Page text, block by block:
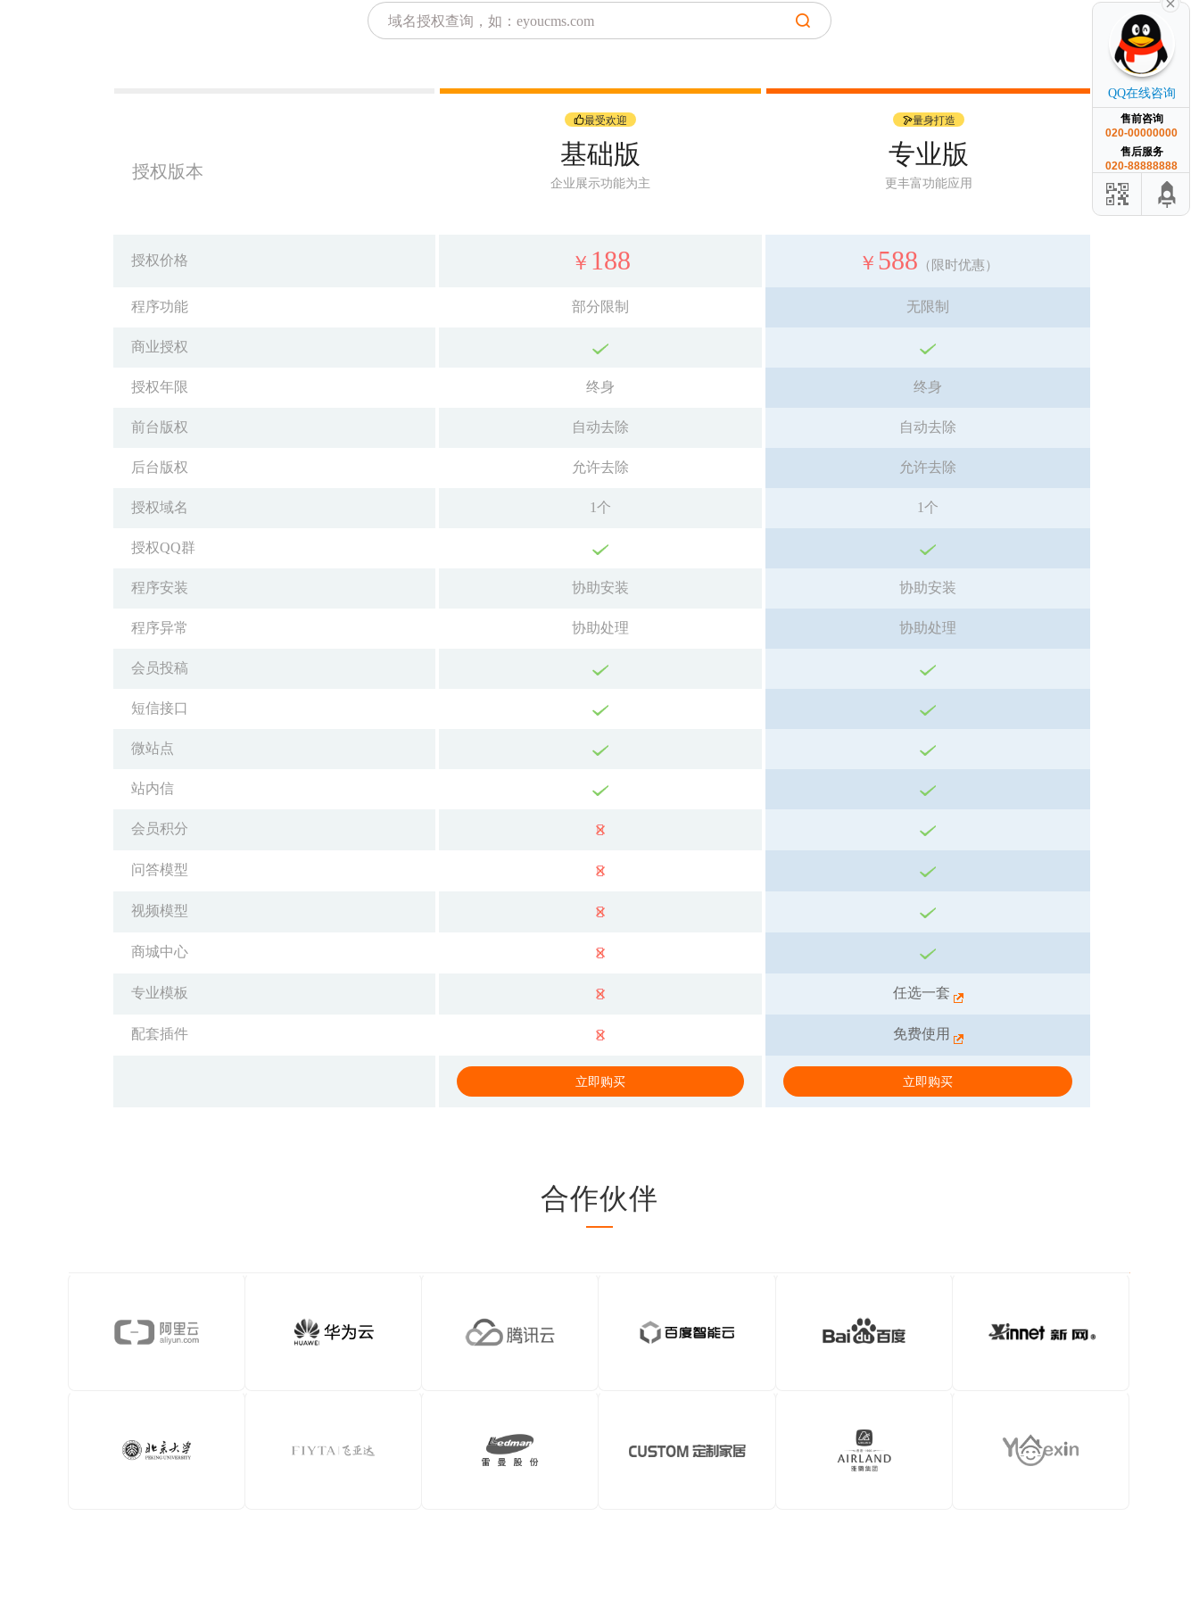
授权版本
最受欢迎
基础版
企业展示功能为主
量身打造
专业版
更丰富功能应用
授权价格 ￥ 188 ￥ 588 （限时优惠）
程序功能 部分限制 无限制
商业授权
授权年限 终身 终身
前台版权 自动去除 自动去除
后台版权 允许去除 允许去除
授权域名 1个 1个
授权QQ群
程序安装 协助安装 协助安装
程序异常 协助处理 协助处理
会员投稿
短信接口
微站点
站内信
会员积分
问答模型
视频模型
商城中心
专业模板 任选一套
配套插件 免费使用
立即购买 立即购买
合作伙伴
QQ在线咨询
售前咨询
020-00000000
售后服务
020-88888888